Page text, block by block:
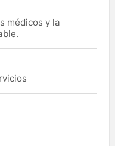
médicos y la